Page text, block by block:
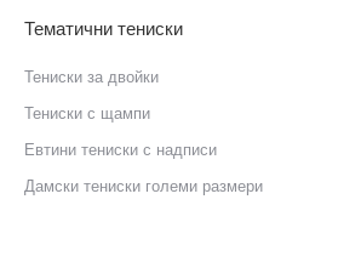
Тематични тениски
Тениски за двойки
Тениски с щампи
Eвтини тениски с надписи
Дамски тениски големи размери